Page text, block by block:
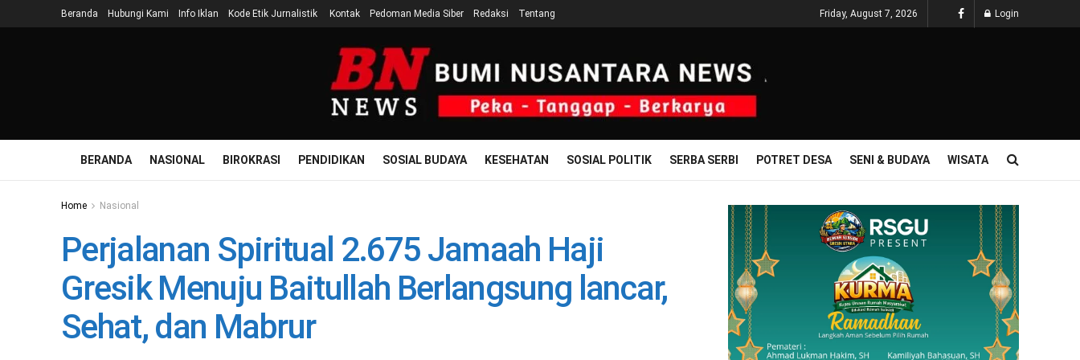
Beranda Hubungi Kami Info Iklan Kode Etik Jurnalistik Kontak Pedoman Media Siber Redaksi Tentang Friday, August 7, 2026 Login
BERANDA NASIONAL BIROKRASI PENDIDIKAN SOSIAL BUDAYA KESEHATAN SOSIAL POLITIK SERBA SERBI POTRET DESA SENI & BUDAYA WISATA
Home Nasional
Perjalanan Spiritual 2.675 Jamaah Haji
Gresik Menuju Baitullah Berlangsung lancar,
Sehat, dan Mabrur